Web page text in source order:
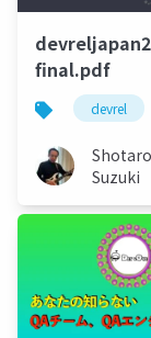
final.pdf
devrel
Shotaro
Suzuki